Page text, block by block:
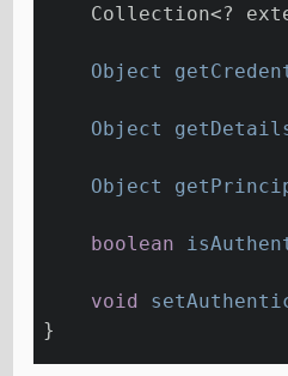
Collection<?
Object
Object
Object
boolean
void
}